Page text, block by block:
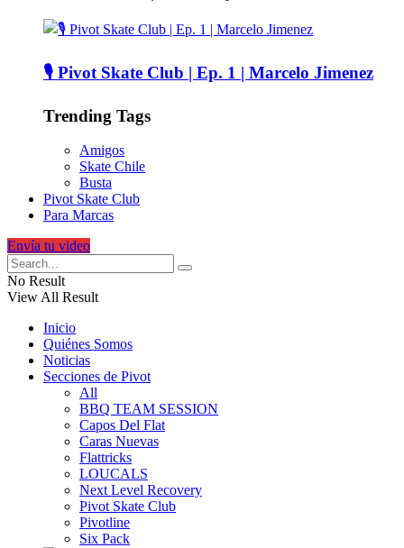
🎙️ Pivot Skate Club | Ep. 1 | Marcelo Jimenez
Trending Tags
Amigos
Skate Chile
Busta
Pivot Skate Club
Para Marcas
Envía tu video
No Result
View All Result
Inicio
Quiénes Somos
Noticias
Secciones de Pivot
All
BBQ TEAM SESSION
Capos Del Flat
Caras Nuevas
Flattricks
LOUCALS
Next Level Recovery
Pivot Skate Club
Pivotline
Six Pack